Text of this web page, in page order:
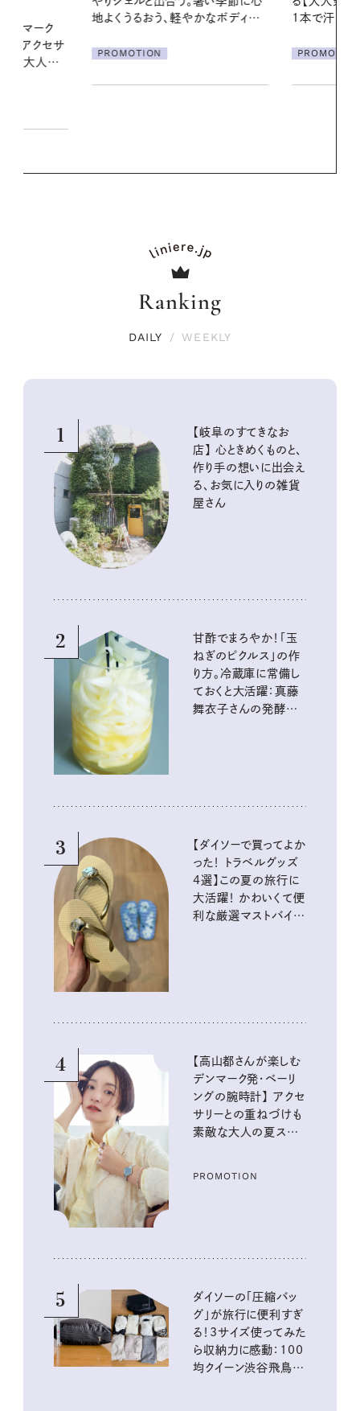
1本で汗ばむ季節も一日中心地よく
PROMOTION
に過ごす私
Ranking
DAILY / WEEKLY
1
【岐阜のすてきなお
店】 心ときめくものと、
作り手の想いに出会え
る、お気に入りの雑貨
屋さん
2
甘酢でまろやか！「玉
ねぎのピクルス」の作
り方。冷蔵庫に常備し
ておくと大活躍：真藤
舞衣子さんの発酵と
3
【ダイソーで買ってよか
った！ トラベルグッズ
4選】この夏の旅行に
大活躍！ かわいくて便
利な厳選マストバイア
4
【高山都さんが楽しむ
デンマーク発・ベーリ
ングの腕時計】 アクセ
サリーとの重ねづけも
素敵な大人の夏スタイ
PROMOTION
5
ダイソーの「圧縮バッ
グ」が旅行に便利すぎ
る！3サイズ使ってみた
ら収納力に感動：100
均クイーン渋谷飛鳥の